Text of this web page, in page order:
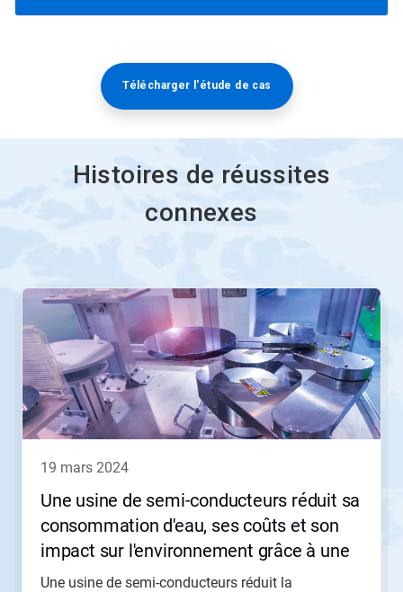
Télécharger l'étude de cas
Histoires de réussites
connexes
19 mars 2024
Une usine de semi-conducteurs réduit sa
consommation d'eau, ses coûts et son
impact sur l'environnement grâce à une
meilleure visibilité sur son circuit d'eau
Une usine de semi-conducteurs réduit la